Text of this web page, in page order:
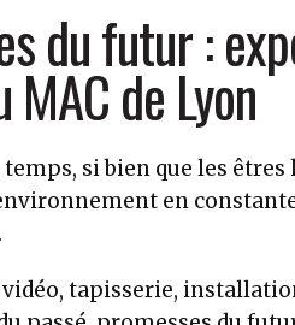
du futur :
de Lyon
si bien que les
en
tapisserie,